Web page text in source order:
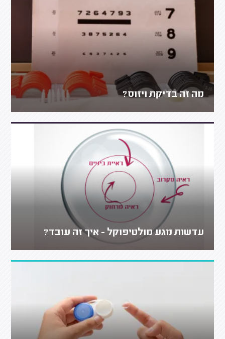
מה זה בדיקת ויזוס?
עדשות מגע מולטיפוקל - איך זה עובד?